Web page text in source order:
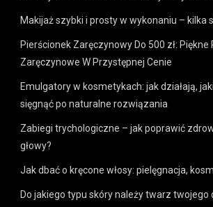
Makijaż szybki i prosty w wykonaniu – kilka
Pierścionek Zaręczynowy Do 500 zł: Piękne
Zaręczynowe W Przystępnej Cenie
Emulgatory w kosmetykach: jak działają,
sięgnąć po naturalne rozwiązania
Zabiegi trychologiczne – jak poprawić
głowy?
Jak dbać o kręcone włosy: pielęgnacja,
Do jakiego typu skóry należy twarz twojego